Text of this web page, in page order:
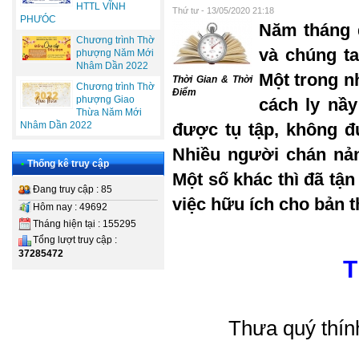
HTTL VĨNH
PHƯÓC
Chương trình Thờ
phượng Năm Mới
Nhâm Dần 2022
Chương trình Thờ
phượng Giao
Thừa Năm Mới
Nhâm Dần 2022
• Thống kê truy cập
Đang truy cập : 85
Hôm nay : 49692
Tháng hiện tại : 155295
Tổng lượt truy cập :
37285472
Thứ tư - 13/05/2020 21:18
Thời Gian & Thời
Điểm
Năm
và chúng
Một trong
cách ly
được tụ tập, không
Nhiều người chán
Một số khác thì đã
việc hữu ích cho bản
Thưa quý